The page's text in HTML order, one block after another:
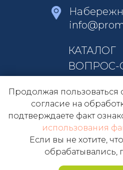
КАТАЛОГ
ВОПРОС-
О
ПОЛУЧИТЬ
ОБРАТНЫЙ
Продолжая пользоваться
согласие на
подтверждаете факт
использования
Если вы не хотите,
обрабатывались,